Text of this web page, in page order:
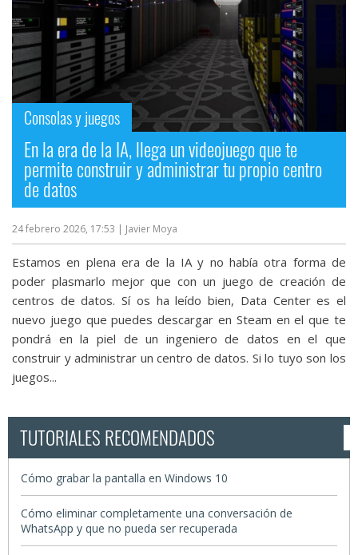
Consolas y juegos
En la era de la IA, llega un videojuego que te
permite construir y administrar tu propio centro
de datos
24 febrero 2026, 17:53 | Javier Moya
Estamos en plena era de la IA y no había otra forma de
poder plasmarlo mejor que con un juego de creación de
centros de datos. Sí os ha leído bien, Data Center es el
nuevo juego que puedes descargar en Steam en el que te
pondrá en la piel de un ingeniero de datos en el que
construir y administrar un centro de datos. Si lo tuyo son los
juegos...
TUTORIALES RECOMENDADOS
Cómo grabar la pantalla en Windows 10
Cómo eliminar completamente una conversación de
WhatsApp y que no pueda ser recuperada